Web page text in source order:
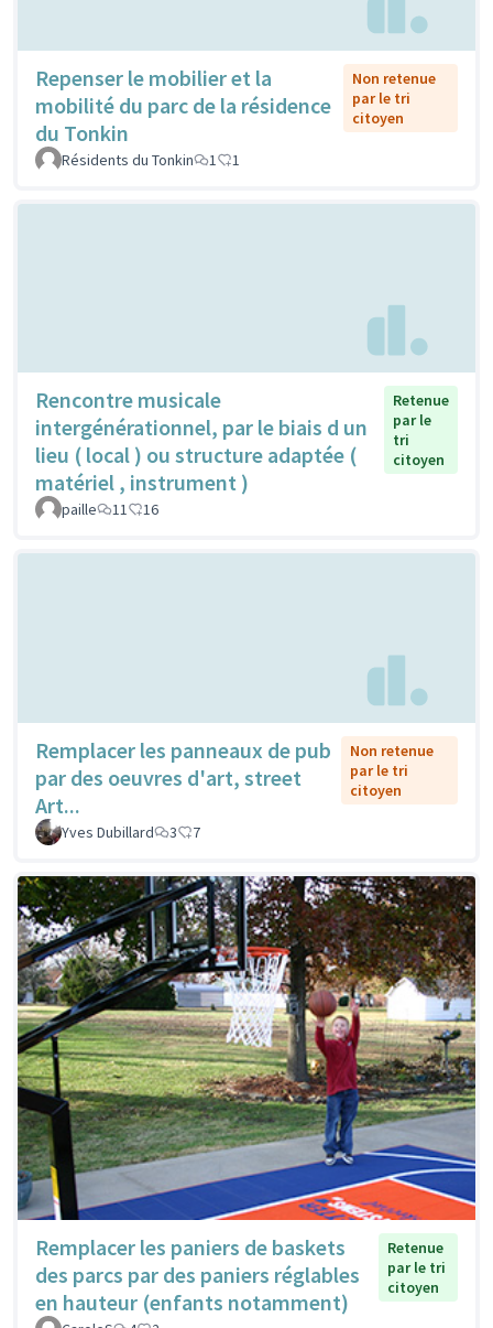
Repenser le mobilier et la
mobilité du parc de la résidence
du Tonkin
Non retenue
par le tri
citoyen
Résidents du Tonkin 1 1
Rencontre musicale
intergénérationnel, par le biais d un
lieu ( local ) ou structure adaptée (
matériel , instrument )
Retenue
par le
tri
citoyen
paille 11 16
Remplacer les panneaux de pub
par des oeuvres d'art, street
Art...
Non retenue
par le tri
citoyen
Yves Dubillard 3 7
Remplacer les paniers de baskets
des parcs par des paniers réglables
en hauteur (enfants notamment)
Retenue
par le tri
citoyen